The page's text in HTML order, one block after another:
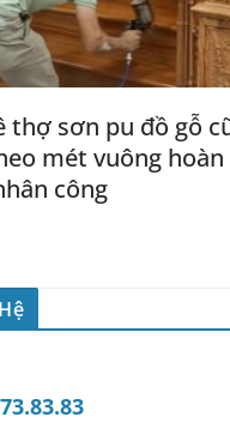
thợ sơn pu đồ gỗ
mét vuông
công